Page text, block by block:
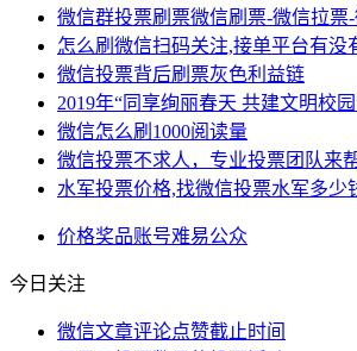
微信群投票刷票微信刷票-微信拉票-
怎么刷微信扫码关注,接单平台有没
微信投票背后刷票灰色利益链
2019年“同享绚丽春天 共建文明校
微信怎么刷1000阅读量
微信投票不求人，专业投票团队来
水军投票价格,找微信投票水军多少
价格奖品账号难易公众
今日关注
微信文章评论点赞截止时间